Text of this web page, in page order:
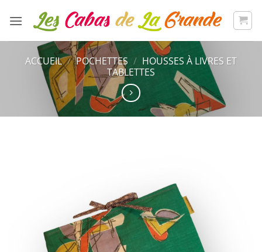
au
ACCUEIL / POCHETTES / HOUSSES À LIVRES ET
TABLETTES